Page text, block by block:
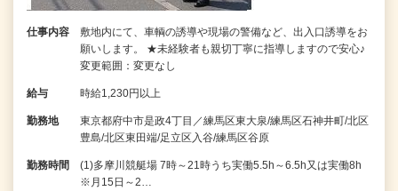
仕事内容
敷地内にて、車輌の誘導や現場の警備など、出入口誘導をお
願いします。 ★未経験者も親切丁寧に指導しますので安心♪
変更範囲：変更なし
給与 時給1,230円以上
勤務地
東京都府中市是政4丁目／練馬区東大泉/練馬区石神井町/北区
豊島/北区東田端/足立区入谷/練馬区谷原
勤務時間
(1)多摩川競艇場 7時～21時うち実働5.5h～6.5h又は実働8h
※月15日～2…